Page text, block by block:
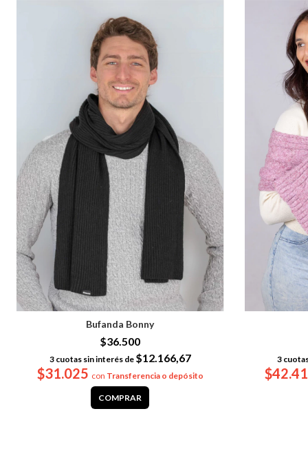
Bufanda Bonny
$36.500
$31.025 con Transferencia o depósito
3 cuotas sin interés de $12.166,67
COMPRAR
3